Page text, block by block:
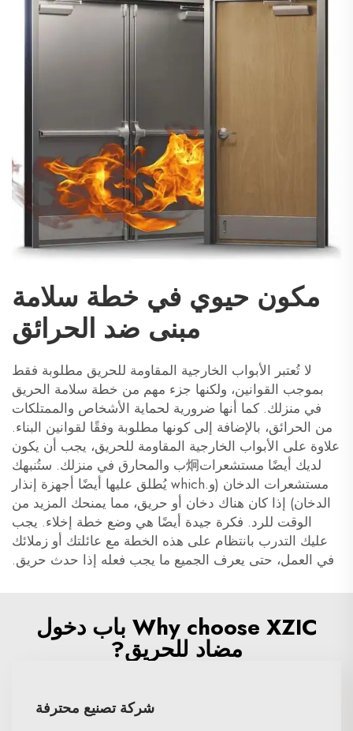
مكون حيوي في خطة سلامة
مبنى ضد الحرائق
لا تُعتبر الأبواب الخارجية المقاومة للحريق مطلوبة فقط
بموجب القوانين، ولكنها جزء مهم من خطة سلامة الحريق
في منزلك. كما أنها ضرورية لحماية الأشخاص والممتلكات
من الحرائق، بالإضافة إلى كونها مطلوبة وفقًا لقوانين البناء.
علاوة على الأبواب الخارجية المقاومة للحريق، يجب أن يكون
لديك أيضًا مستشعرات炯ب والمحارق في منزلك. ستُنبهك
مستشعرات الدخان (و.which يُطلق عليها أيضًا أجهزة إنذار
الدخان) إذا كان هناك دخان أو حريق، مما يمنحك المزيد من
الوقت للرد. فكرة جيدة أيضًا هي وضع خطة إخلاء. يجب
عليك التدرب بانتظام على هذه الخطة مع عائلتك أو زملائك
في العمل، حتى يعرف الجميع ما يجب فعله إذا حدث حريق.
Why choose XZIC باب دخول
مضاد للحريق?
شركة تصنيع محترفة